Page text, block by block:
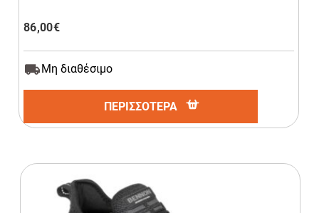
86,00€
Μη διαθέσιμο
ΠΕΡΙΣΣΟΤΕΡΑ